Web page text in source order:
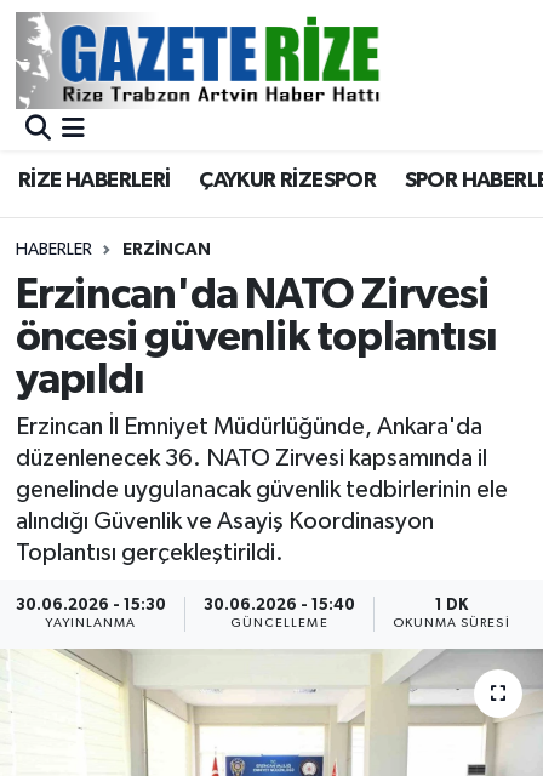
RİZE HABERLERİ ÇAYKUR RİZESPOR SPOR
HABERLER ERZINCAN
Erzincan'da NATO Zirvesi
öncesi güvenlik toplantısı
yapıldı
Erzincan İl Emniyet Müdürlüğünde, Ankara'da
düzenlenecek 36. NATO Zirvesi kapsamında il
genelinde uygulanacak güvenlik tedbirlerinin ele
alındığı Güvenlik ve Asayiş Koordinasyon
Toplantısı gerçekleştirildi.
30.06.2026 - 15:30
YAYINLANMA
30.06.2026 - 15:40
GÜNCELLEME
1 DK
OKUNMA SÜRESI
BÖLGEMİZ
Asayiş
Rize Jandarma Komutanlığı
Bilim Teknoloji
Bölge
Advertising news
Canlı Maç
Dış Haberler
Merkez Nöbetçi Eczaneler
Merkez Trafik Yoğunluk Haritası
Süper Lig Puan Durumu ve Fikstür
Tüm Manşetler
Son Dakika Haberleri
Haber Arşivi